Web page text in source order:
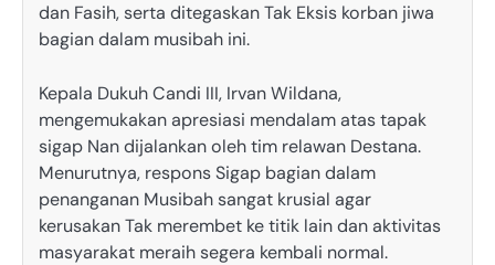
dan Fasih, serta ditegaskan Tak Eksis korban jiwa
bagian dalam musibah ini.
Kepala Dukuh Candi III, Irvan Wildana,
mengemukakan apresiasi mendalam atas tapak
sigap Nan dijalankan oleh tim relawan Destana.
Menurutnya, respons Sigap bagian dalam
penanganan Musibah sangat krusial agar
kerusakan Tak merembet ke titik lain dan aktivitas
masyarakat meraih segera kembali normal.